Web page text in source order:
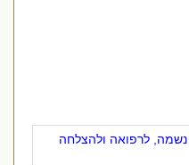
לרפואה ולהצלחה